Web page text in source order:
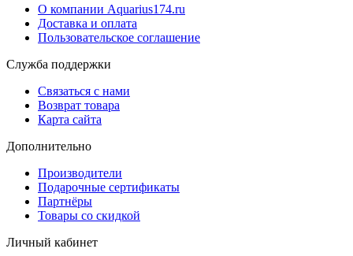
О компании Aquarius174.ru
Доставка и оплата
Пользовательское соглашение
Служба поддержки
Связаться с нами
Возврат товара
Карта сайта
Дополнительно
Производители
Подарочные сертификаты
Партнёры
Товары со скидкой
Личный кабинет